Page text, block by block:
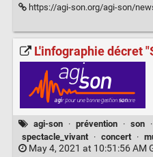
https://agi-son.org/agi-son/news-1/lexposition-
L'infographie décret
agi-son · prévention · son ·
spectacle_vivant
· concert ·
May 4, 2021 at 10:51:56 AM